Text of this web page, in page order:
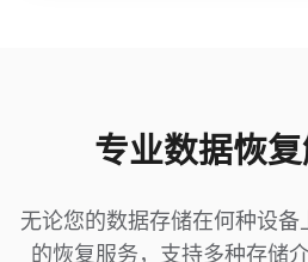
专业数据恢
无论您的数据存储在何种设
的恢复服务，支持多种存储